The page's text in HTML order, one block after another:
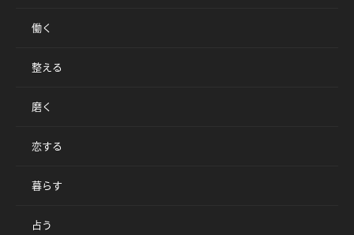
働く
整える
磨く
恋する
暮らす
占う